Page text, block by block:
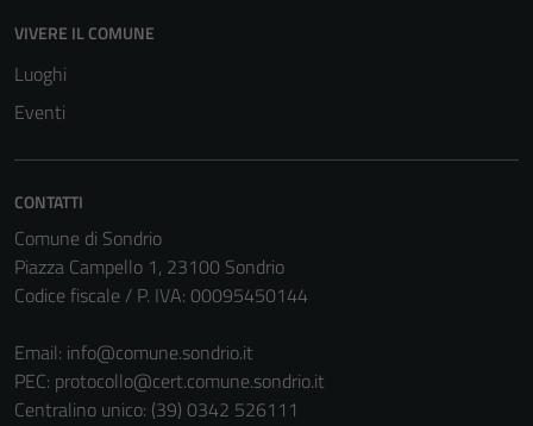
VIVERE IL COMUNE
Luoghi
Eventi
CONTATTI
Comune di Sondrio
Piazza Campello 1, 23100 Sondrio
Codice fiscale / P. IVA: 00095450144
Email: info@comune.sondrio.it
PEC: protocollo@cert.comune.sondrio.it
Centralino unico: (39) 0342 526111